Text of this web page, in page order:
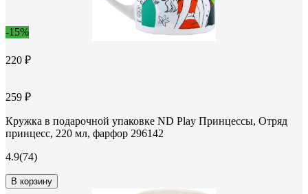
-15%
220 ₽
259 ₽
Кружка в подарочной упаковке ND Play Принцессы, Отряд
принцесс, 220 мл, фарфор 296142
4.9(74)
В корзину